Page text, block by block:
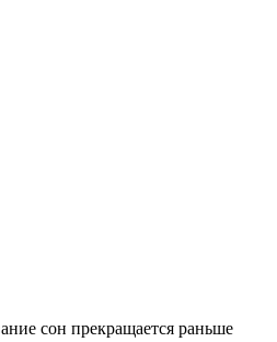
сон прекращается раньше